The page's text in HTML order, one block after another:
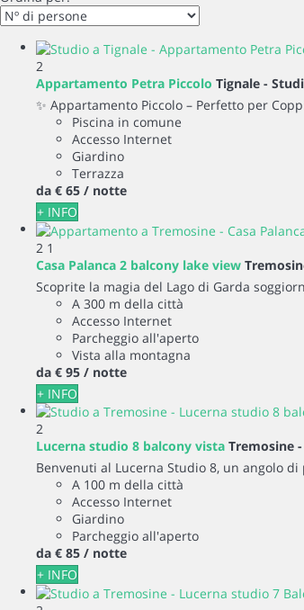
2
Appartamento Petra Piccolo Tignale -
✨ Appartamento Piccolo – Perfetto per
Piscina in comune
Accesso Internet
Giardino
Terrazza
da € 65 / notte
+ INFO
2 1
Casa Palanca 2 balcony lake view
Scoprite la magia del Lago di Garda
A 300 m della città
Accesso Internet
Parcheggio all'aperto
Vista alla montagna
da € 95 / notte
+ INFO
2
Lucerna studio 8 balcony vista Tremosine -
Benvenuti al Lucerna Studio 8, un angolo
A 100 m della città
Accesso Internet
Giardino
Parcheggio all'aperto
da € 85 / notte
+ INFO